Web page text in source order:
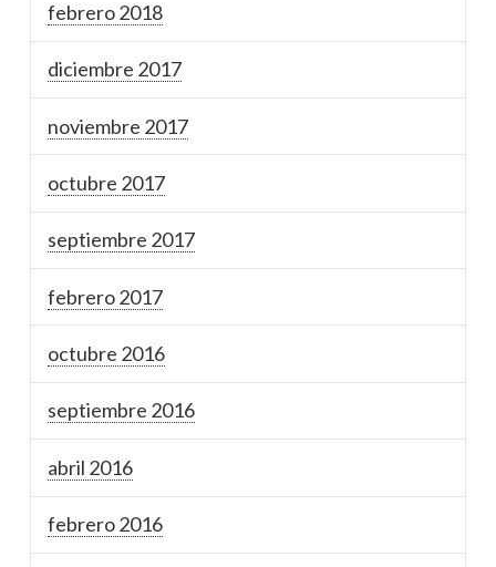
febrero 2018
diciembre 2017
noviembre 2017
octubre 2017
septiembre 2017
febrero 2017
octubre 2016
septiembre 2016
abril 2016
febrero 2016